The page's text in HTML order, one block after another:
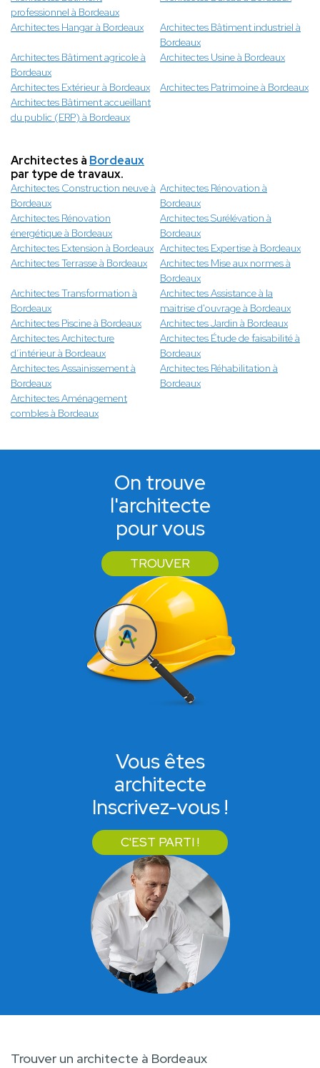
professionnel à Bordeaux
Architectes Hangar à Bordeaux
Architectes Bâtiment industriel à
Bordeaux
Architectes Bâtiment agricole à
Bordeaux
Architectes Usine à Bordeaux
Architectes Extérieur à Bordeaux
Architectes Patrimoine à Bordeaux
Architectes Bâtiment accueillant
du public (ERP) à Bordeaux
Architectes à Bordeaux
par type de travaux.
Architectes Construction neuve à
Bordeaux
Architectes Rénovation à
Bordeaux
Architectes Rénovation
énergétique à Bordeaux
Architectes Surélévation à
Bordeaux
Architectes Extension à Bordeaux Architectes Expertise à Bordeaux
Architectes Terrasse à Bordeaux
Architectes Mise aux normes à
Bordeaux
Architectes Transformation à
Bordeaux
Architectes Assistance à la
maitrise d'ouvrage à Bordeaux
Architectes Piscine à Bordeaux
Architectes Jardin à Bordeaux
Architectes Architecture
d’intérieur à Bordeaux
Architectes Étude de faisabilité à
Bordeaux
Architectes Assainissement à
Bordeaux
Architectes Réhabilitation à
Bordeaux
Architectes Aménagement
combles à Bordeaux
On trouve
l'architecte
pour vous
TROUVER
Vous êtes
architecte
Inscrivez-vous !
C'EST PARTI !
Trouver un architecte à Bordeaux